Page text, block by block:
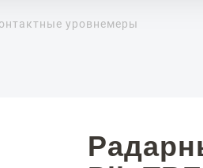
уровнемеры